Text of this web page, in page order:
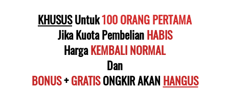
KHUSUS Untuk 100 ORANG PERTAMA
Jika Kuota Pembelian HABIS
HargaKEMBALI NORMAL
Dan
BONUS + GRATIS ONGKIR AKAN HANGUS